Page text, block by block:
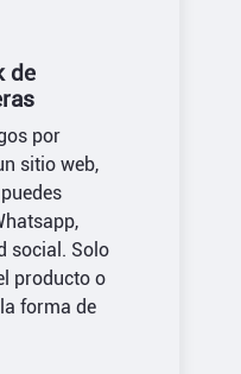
de
por
sitio web,
social. Solo
producto o
forma de